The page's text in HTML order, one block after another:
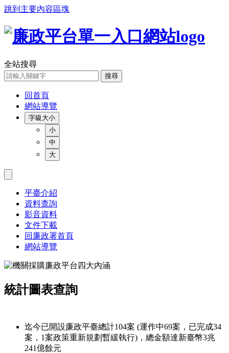
跳到主要內容區塊
全站搜尋
搜尋
回首頁
網站導覽
字級大小
小
中
大
平臺介紹
資料查詢
影音資料
文件下載
回廉政署首頁
網站導覽
統計圖表查詢
迄今已開設廉政平臺總計104案 (運作中69案，已完成34
案，1案政策重新規劃暫緩執行)，總金額達新臺幣3兆
241億餘元